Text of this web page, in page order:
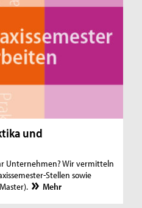
und
Unternehmen? Wir vermitteln
Stellen sowie
Mehr